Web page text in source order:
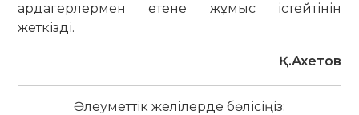
ардагерлермен етене жұмыс істейтінін
жеткізді.
Қ.Ахетов
Әлеуметтік желілерде бөлісіңіз: